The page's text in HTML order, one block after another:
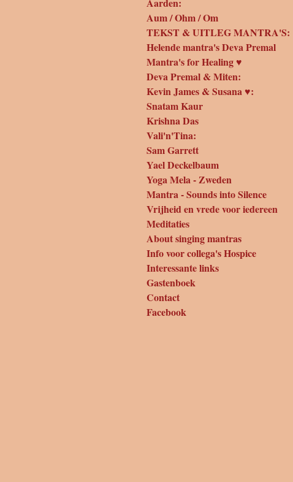
Aum / Ohm / Om
TEKST & UITLEG MANTRA'S:
Helende mantra's Deva Premal
Mantra's for Healing ♥
Deva Premal & Miten:
Kevin James & Susana ♥:
Snatam Kaur
Krishna Das
Vali'n'Tina:
Sam Garrett
Yael Deckelbaum
Yoga Mela - Zweden
Mantra - Sounds into Silence
Vrijheid en vrede voor iedereen
Meditaties
About singing mantras
Info voor collega's Hospice
Interessante links
Gastenboek
Contact
Facebook